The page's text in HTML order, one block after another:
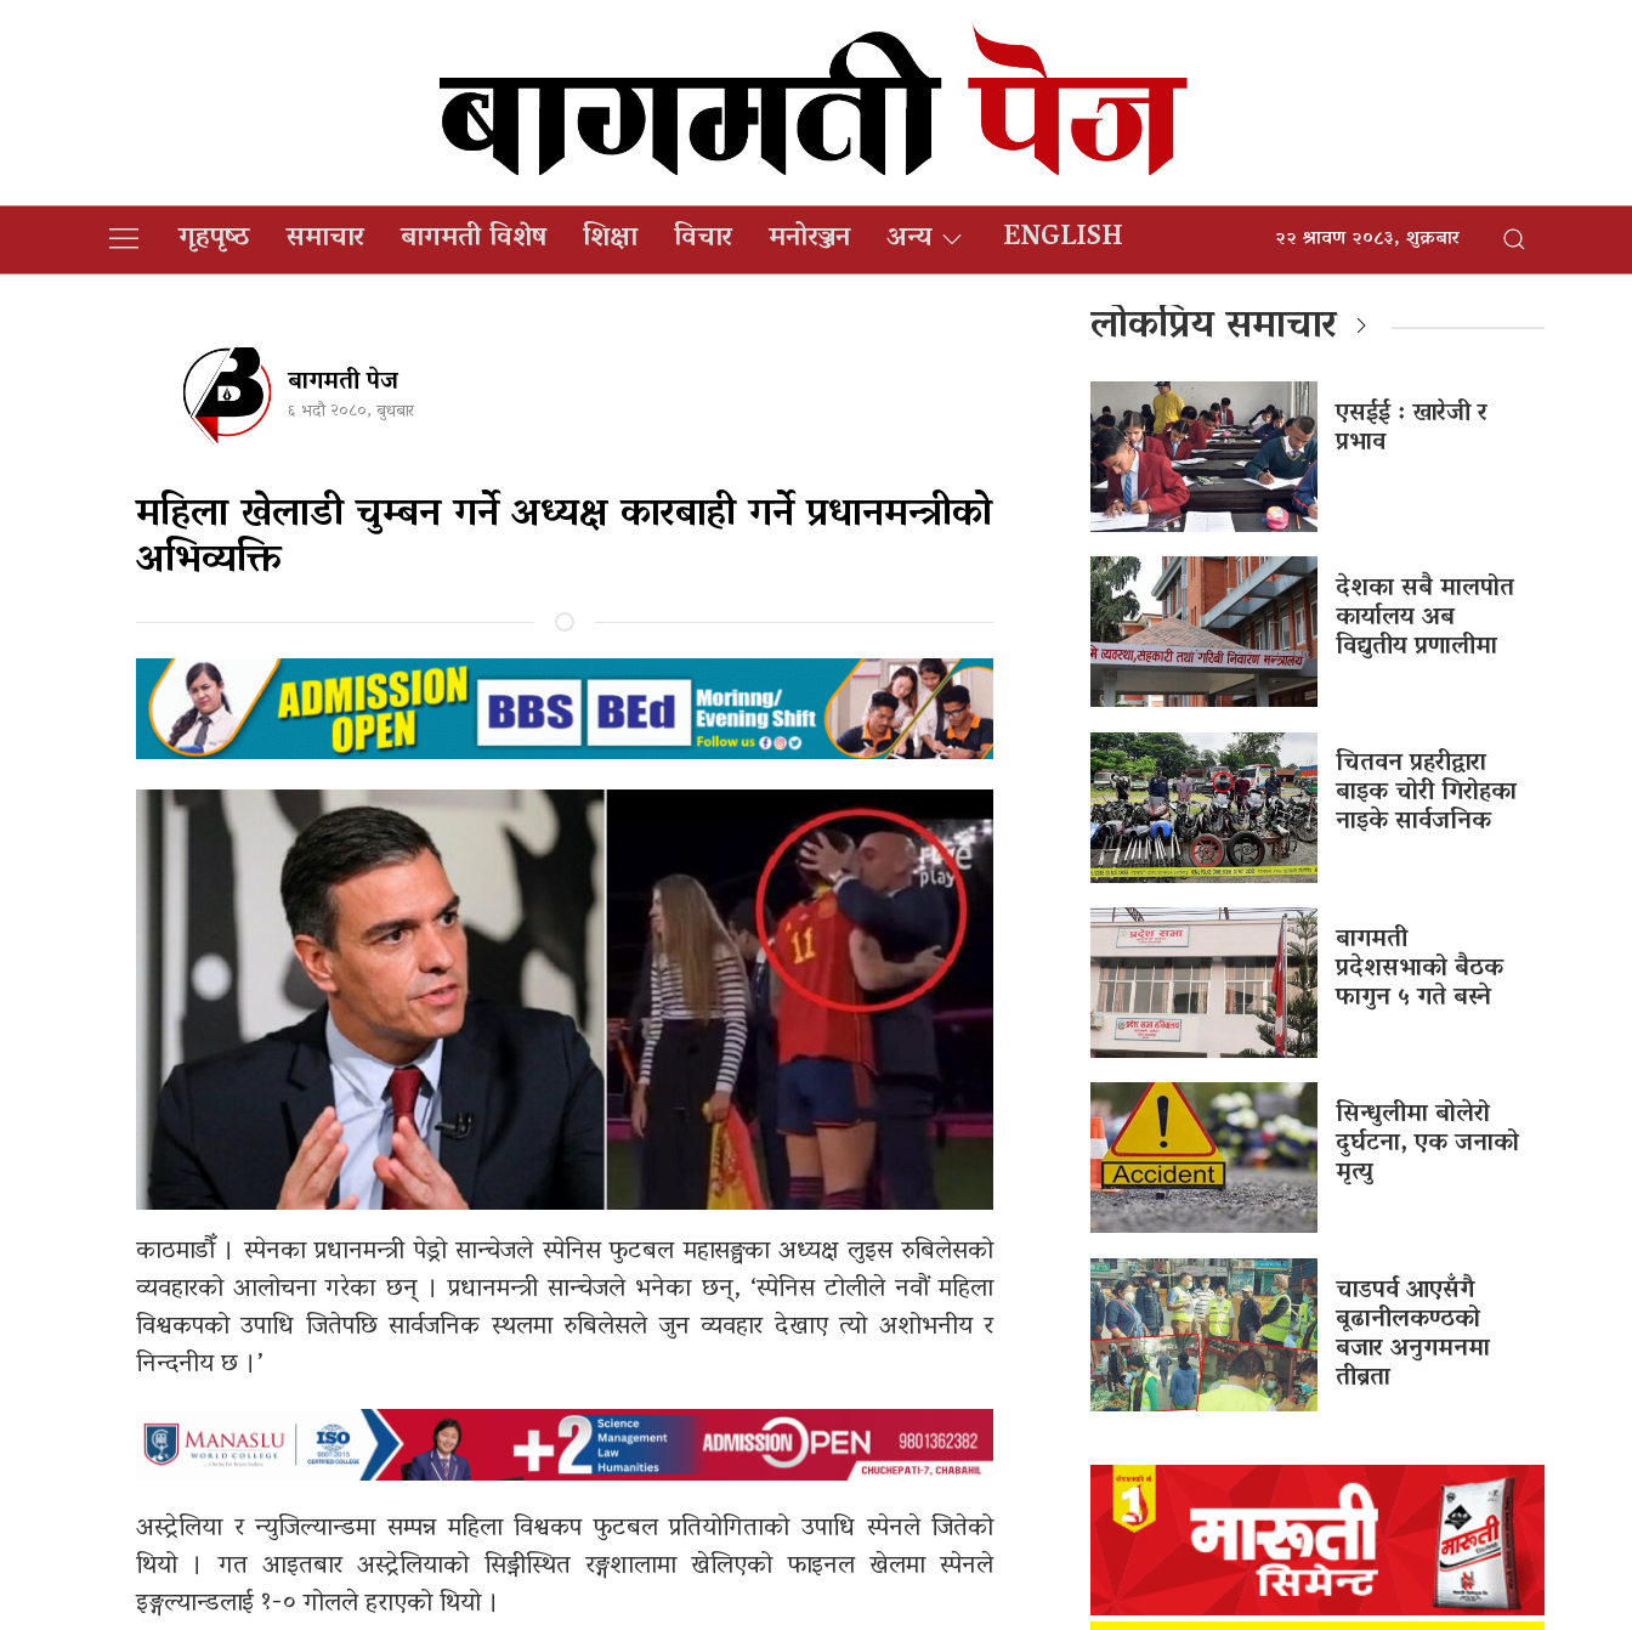
गृहपृष्‍ठ समाचार बागमती विशेष शिक्षा विचार मनोरञ्जन अन्य ENGLISH २२ श्रावण २०८३, शुक्रबार
बागमती पेज
६ भदौ २०८०, बुधबार
महिला खेलाडी चुम्बन गर्ने अध्यक्ष कारबाही गर्ने प्रधानमन्त्रीको
अभिव्यक्ति
काठमाडौँ । स्पेनका प्रधानमन्त्री पेड्रो सान्चेजले स्पेनिस फुटबल महासङ्घका अध्यक्ष लुइस रुबिलेसको
व्यवहारको आलोचना गरेका छन् । प्रधानमन्त्री सान्चेजले भनेका छन्, ‘स्पेनिस टोलीले नवौं महिला
विश्वकपको उपाधि जितेपछि सार्वजनिक स्थलमा रुबिलेसले जुन व्यवहार देखाए त्यो अशोभनीय र
निन्दनीय छ ।’
अस्ट्रेलिया र न्युजिल्यान्डमा सम्पन्न महिला विश्वकप फुटबल प्रतियोगिताको उपाधि स्पेनले जितेको
थियो । गत आइतबार अस्ट्रेलियाको सिड्नीस्थित रङ्गशालामा खेलिएको फाइनल खेलमा स्पेनले
इङ्गल्यान्डलाई १-० गोलले हराएको थियो ।
लोकप्रिय समाचार
एसईई : खारेजी र
प्रभाव
देशका सबै मालपोत
कार्यालय अब
विद्युतीय प्रणालीमा
चितवन प्रहरीद्वारा
बाइक चोरी गिरोहका
नाइके सार्वजनिक
बागमती
प्रदेशसभाको बैठक
फागुन ५ गते बस्ने
सिन्धुलीमा बोलेरो
दुर्घटना, एक जनाको
मृत्यु
चाडपर्व आएसँगै
बूढानीलकण्ठको
बजार अनुगमनमा
तीब्रता